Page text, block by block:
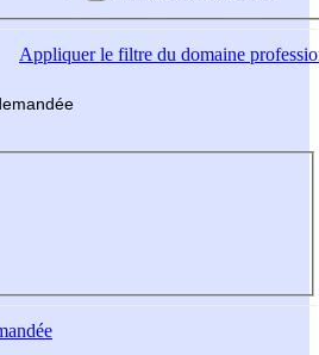
Appliquerle filtre du domaine